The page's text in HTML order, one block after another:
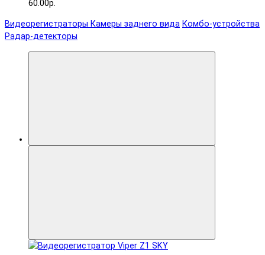
60.00р.
Видеорегистраторы Камеры заднего вида Комбо-устройства
Радар-детекторы